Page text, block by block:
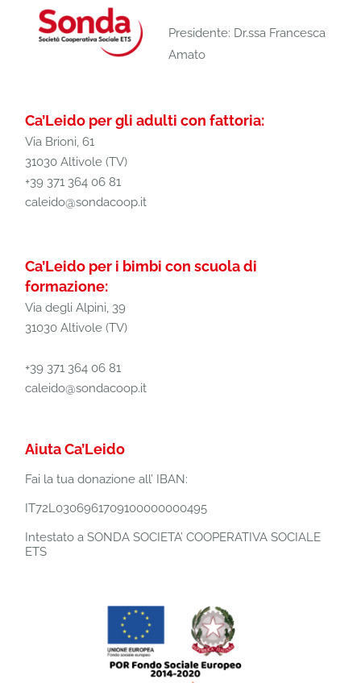
Presidente: Dr.ssa Francesca
Amato
Ca’Leido per gli adulti con fattoria:
Via Brioni, 61
31030 Altivole (TV)
+39 371 364 06 81
caleido@sondacoop.it
Ca’Leido per i bimbi con scuola di
formazione:
Via degli Alpini, 39
31030 Altivole (TV)
+39 371 364 06 81
caleido@sondacoop.it
Aiuta Ca’Leido
Fai la tua donazione all’ IBAN:
IT72L0306961709100000000495
Intestato a SONDA SOCIETA’ COOPERATIVA SOCIALE
ETS